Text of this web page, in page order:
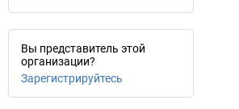
Вы представитель этой
организации?
Зарегистрируйтесь